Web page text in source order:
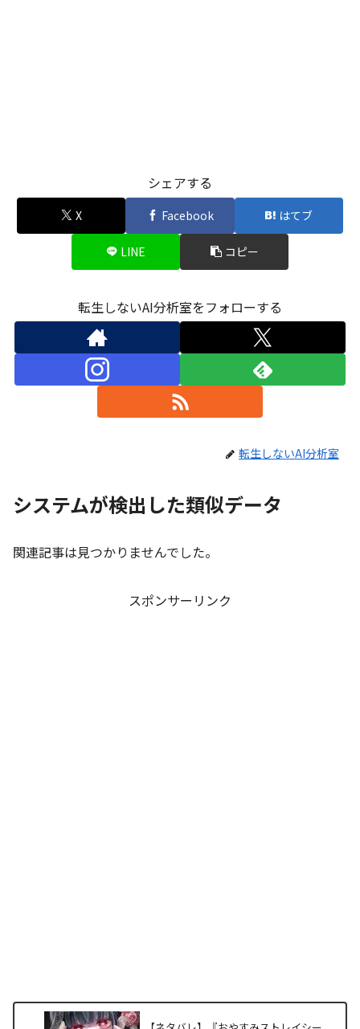
シェアする
X Facebook はてブ
LINE コピー
転生しないAI分析室をフォローする
転生しないAI分析室
システムが検出した類似データ
関連記事は見つかりませんでした。
スポンサーリンク